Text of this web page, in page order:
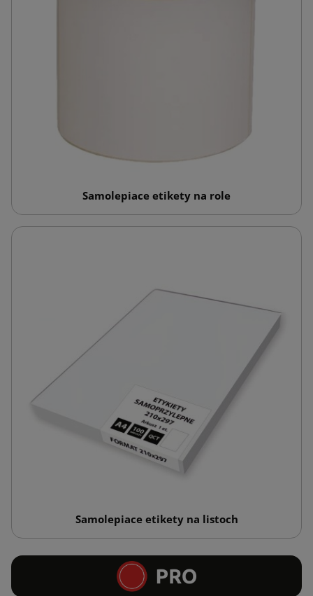
Samolepiace etikety na role
Samolepiace etikety na listoch